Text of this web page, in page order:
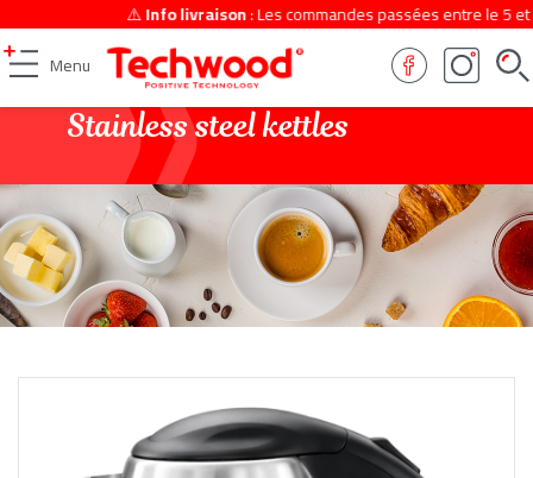
Info livraison: Les commandes passées entre le 5 et
Menu
Stainless steel kettles